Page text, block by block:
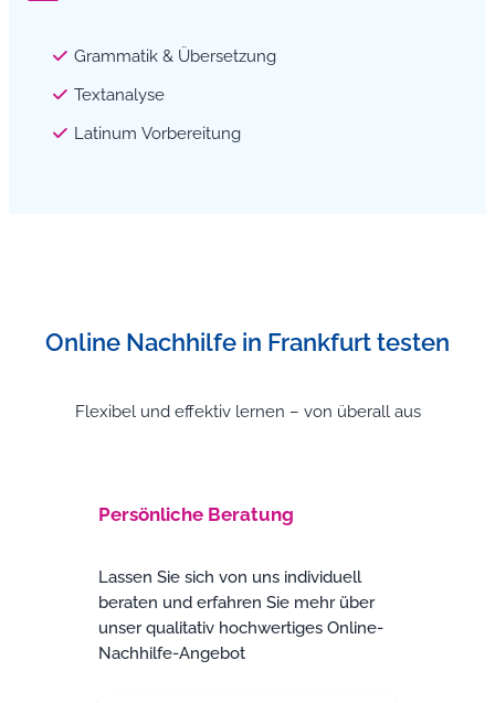
Grammatik & Übersetzung
Textanalyse
Latinum Vorbereitung
Online Nachhilfe in Frankfurt testen
Flexibel und effektiv lernen – von überall aus
Persönliche Beratung
Lassen Sie sich von uns individuell
beraten und erfahren Sie mehr über
unser qualitativ hochwertiges Online-
Nachhilfe-Angebot